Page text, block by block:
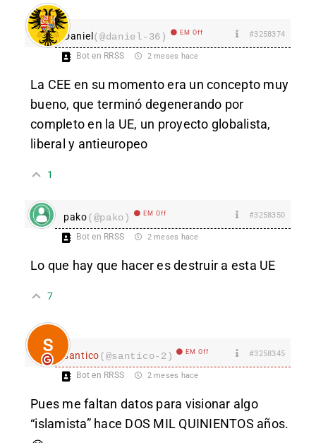
Daniel(@daniel-36) EM Off #3258374
Bot en RRSS 2 meses hace
La CEE en su momento era un concepto muy
bueno, que terminó degenerando por
completo en la UE, un proyecto globalista,
liberal y antieuropeo
1
pako(@pako) EM Off #3258350
Bot en RRSS 2 meses hace
Lo que hay que hacer es destruir a esta UE
7
santico(@santico-2) EM Off #3258345
Bot en RRSS 2 meses hace
Pues me faltan datos para visionar algo
“islamista” hace DOS MIL QUINIENTOS años.